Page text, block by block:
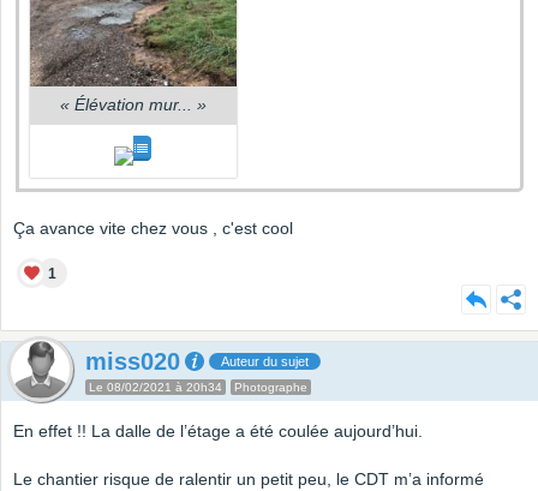
« Élévation mur... »
Ça avance vite chez vous , c'est cool
1
miss020 Auteur du sujet
Le 08/02/2021 à 20h34 Photographe
En effet !! La dalle de l’étage a été coulée aujourd’hui.
Le chantier risque de ralentir un petit peu, le CDT m’a informé